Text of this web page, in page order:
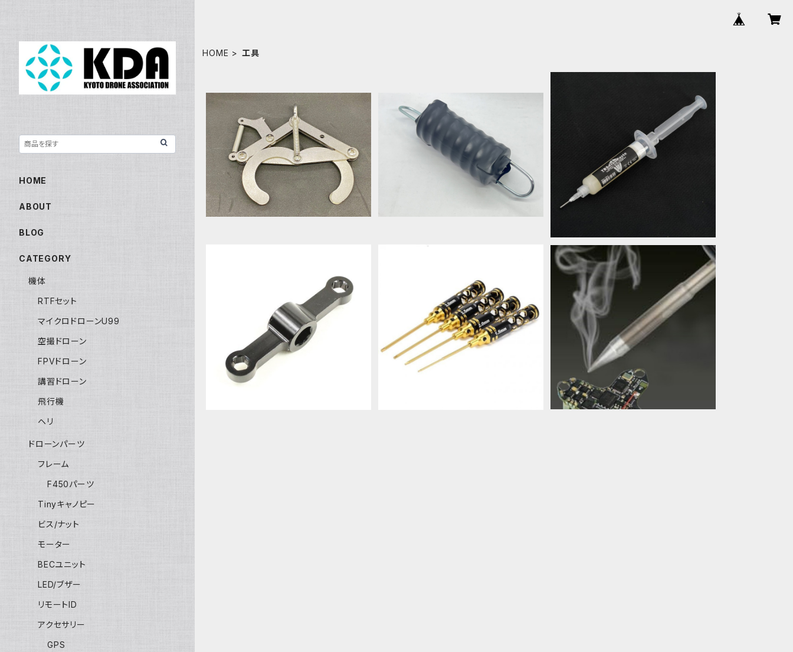
HOME 工具
KDA オートリリースフック（ドローン
運搬用）
¥19,800
KDA ダンパースプリング（ドローン運
搬用）
¥19,800
TBS Flux(フラックス)
¥1,100
SOLD OUT
[RCX09-322]Motor Cap Locknu
t Quick Release Wrench
¥350
SOLD OUT
[KO-002]RCX 1.5/2.0/2.5/3.0 so
cket head Non-slip design scre
wdriver set
¥3,300
SOLD OUT
ハンダ工賃
¥1,100
SOLD OUT
HOME
ABOUT
BLOG
CATEGORY
機体
RTFセット
マイクロドローンU99
空撮ドローン
FPVドローン
講習ドローン
飛行機
ヘリ
ドローンパーツ
フレーム
F450パーツ
Tinyキャノピー
ビス/ナット
モーター
BECユニット
LED/ブザー
リモートID
アクセサリー
GPS